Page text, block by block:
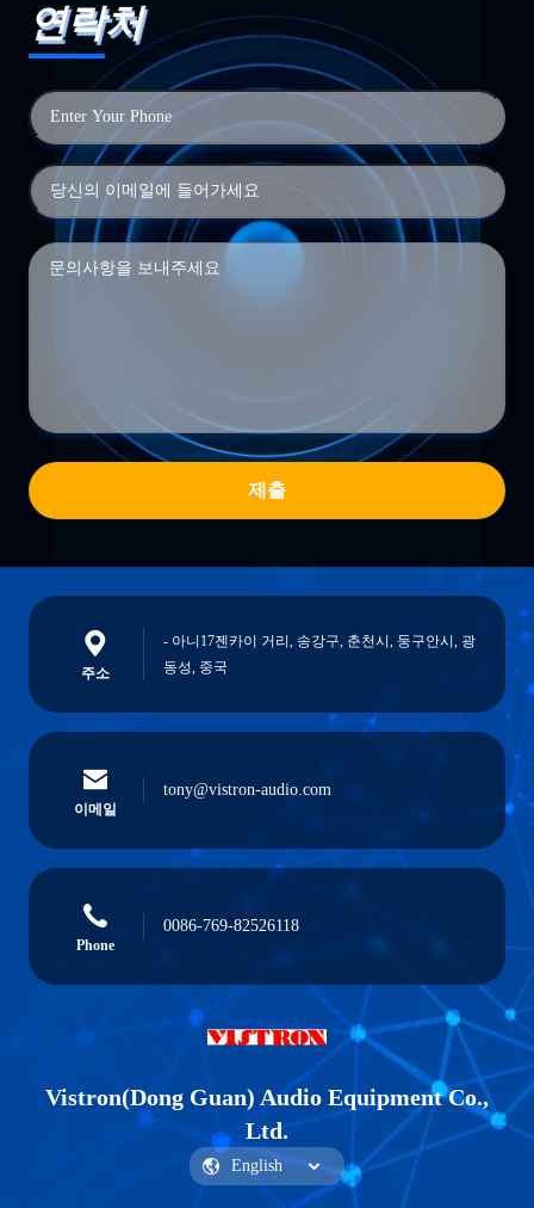
연락처
제출
주소
- 아니17젠카이 거리, 송강구, 춘천시, 둥구안시, 광
동성, 중국
이메일
tony@vistron-audio.com
Phone
0086-769-82526118
Vistron(Dong Guan) Audio Equipment Co.,
Ltd.